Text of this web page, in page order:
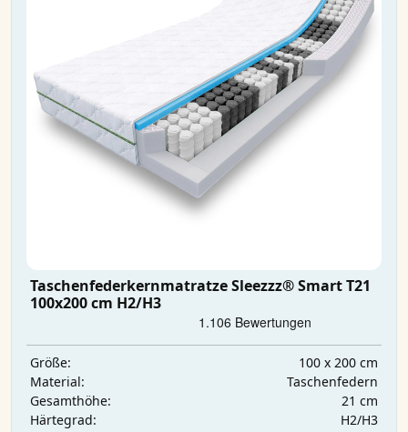
Taschenfederkernmatratze Sleezzz® Smart T21
100x200 cm H2/H3
Größe:
100 x 200 cm
Material:
Taschenfedern
Gesamthöhe:
21 cm
Härtegrad:
H2/H3